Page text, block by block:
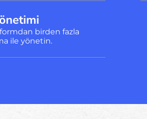
birden fazla
ile yönetin.